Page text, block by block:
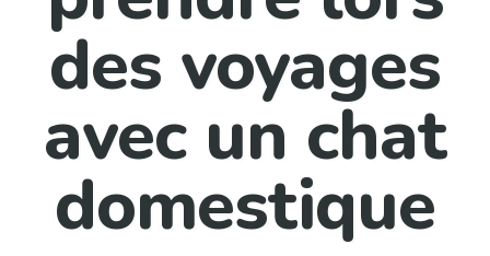
des voyages
avec un chat
domestique